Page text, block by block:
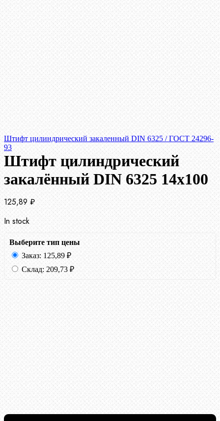
Штифт цилиндрический закаленный DIN 6325 / ГОСТ 24296-
93
Штифт цилиндрический
закалённый DIN 6325 14х100
125,89 ₽
In stock
Выберите тип цены
Заказ: 125,89 ₽
Склад: 209,73 ₽